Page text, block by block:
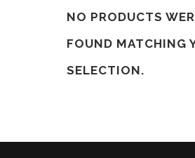
NO PRODUCTS
FOUND MATCHING
SELECTION.